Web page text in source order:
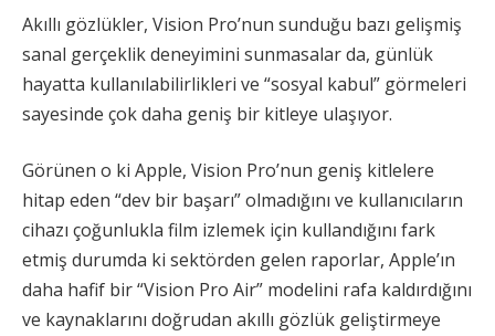
Akıllı gözlükler, Vision Pro’nun sunduğu bazı gelişmiş
sanal gerçeklik deneyimini sunmasalar da, günlük
hayatta kullanılabilirlikleri ve “sosyal kabul” görmeleri
sayesinde çok daha geniş bir kitleye ulaşıyor.
Görünen o ki Apple, Vision Pro’nun geniş kitlelere
hitap eden “dev bir başarı” olmadığını ve kullanıcıların
cihazı çoğunlukla film izlemek için kullandığını fark
etmiş durumda ki sektörden gelen raporlar, Apple’ın
daha hafif bir “Vision Pro Air” modelini rafa kaldırdığını
ve kaynaklarını doğrudan akıllı gözlük geliştirmeye